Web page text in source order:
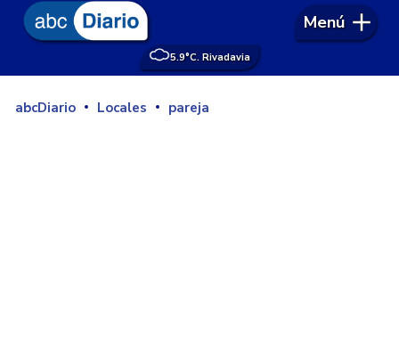
5.9°C. Rivadavia
Menú
abcDiario Locales pareja